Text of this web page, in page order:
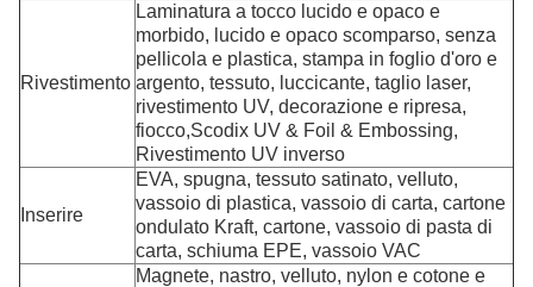
Rivestimento
Laminatura a tocco lucido e opaco e
morbido, lucido e opaco scomparso, senza
pellicola e plastica, stampa in foglio d'oro e
argento, tessuto, luccicante, taglio laser,
rivestimento UV, decorazione e ripresa,
fiocco,Scodix UV & Foil & Embossing,
Rivestimento UV inverso
Inserire
EVA, spugna, tessuto satinato, velluto,
vassoio di plastica, vassoio di carta, cartone
ondulato Kraft, cartone, vassoio di pasta di
carta, schiuma EPE, vassoio VAC
Magnete, nastro, velluto, nylon e cotone e